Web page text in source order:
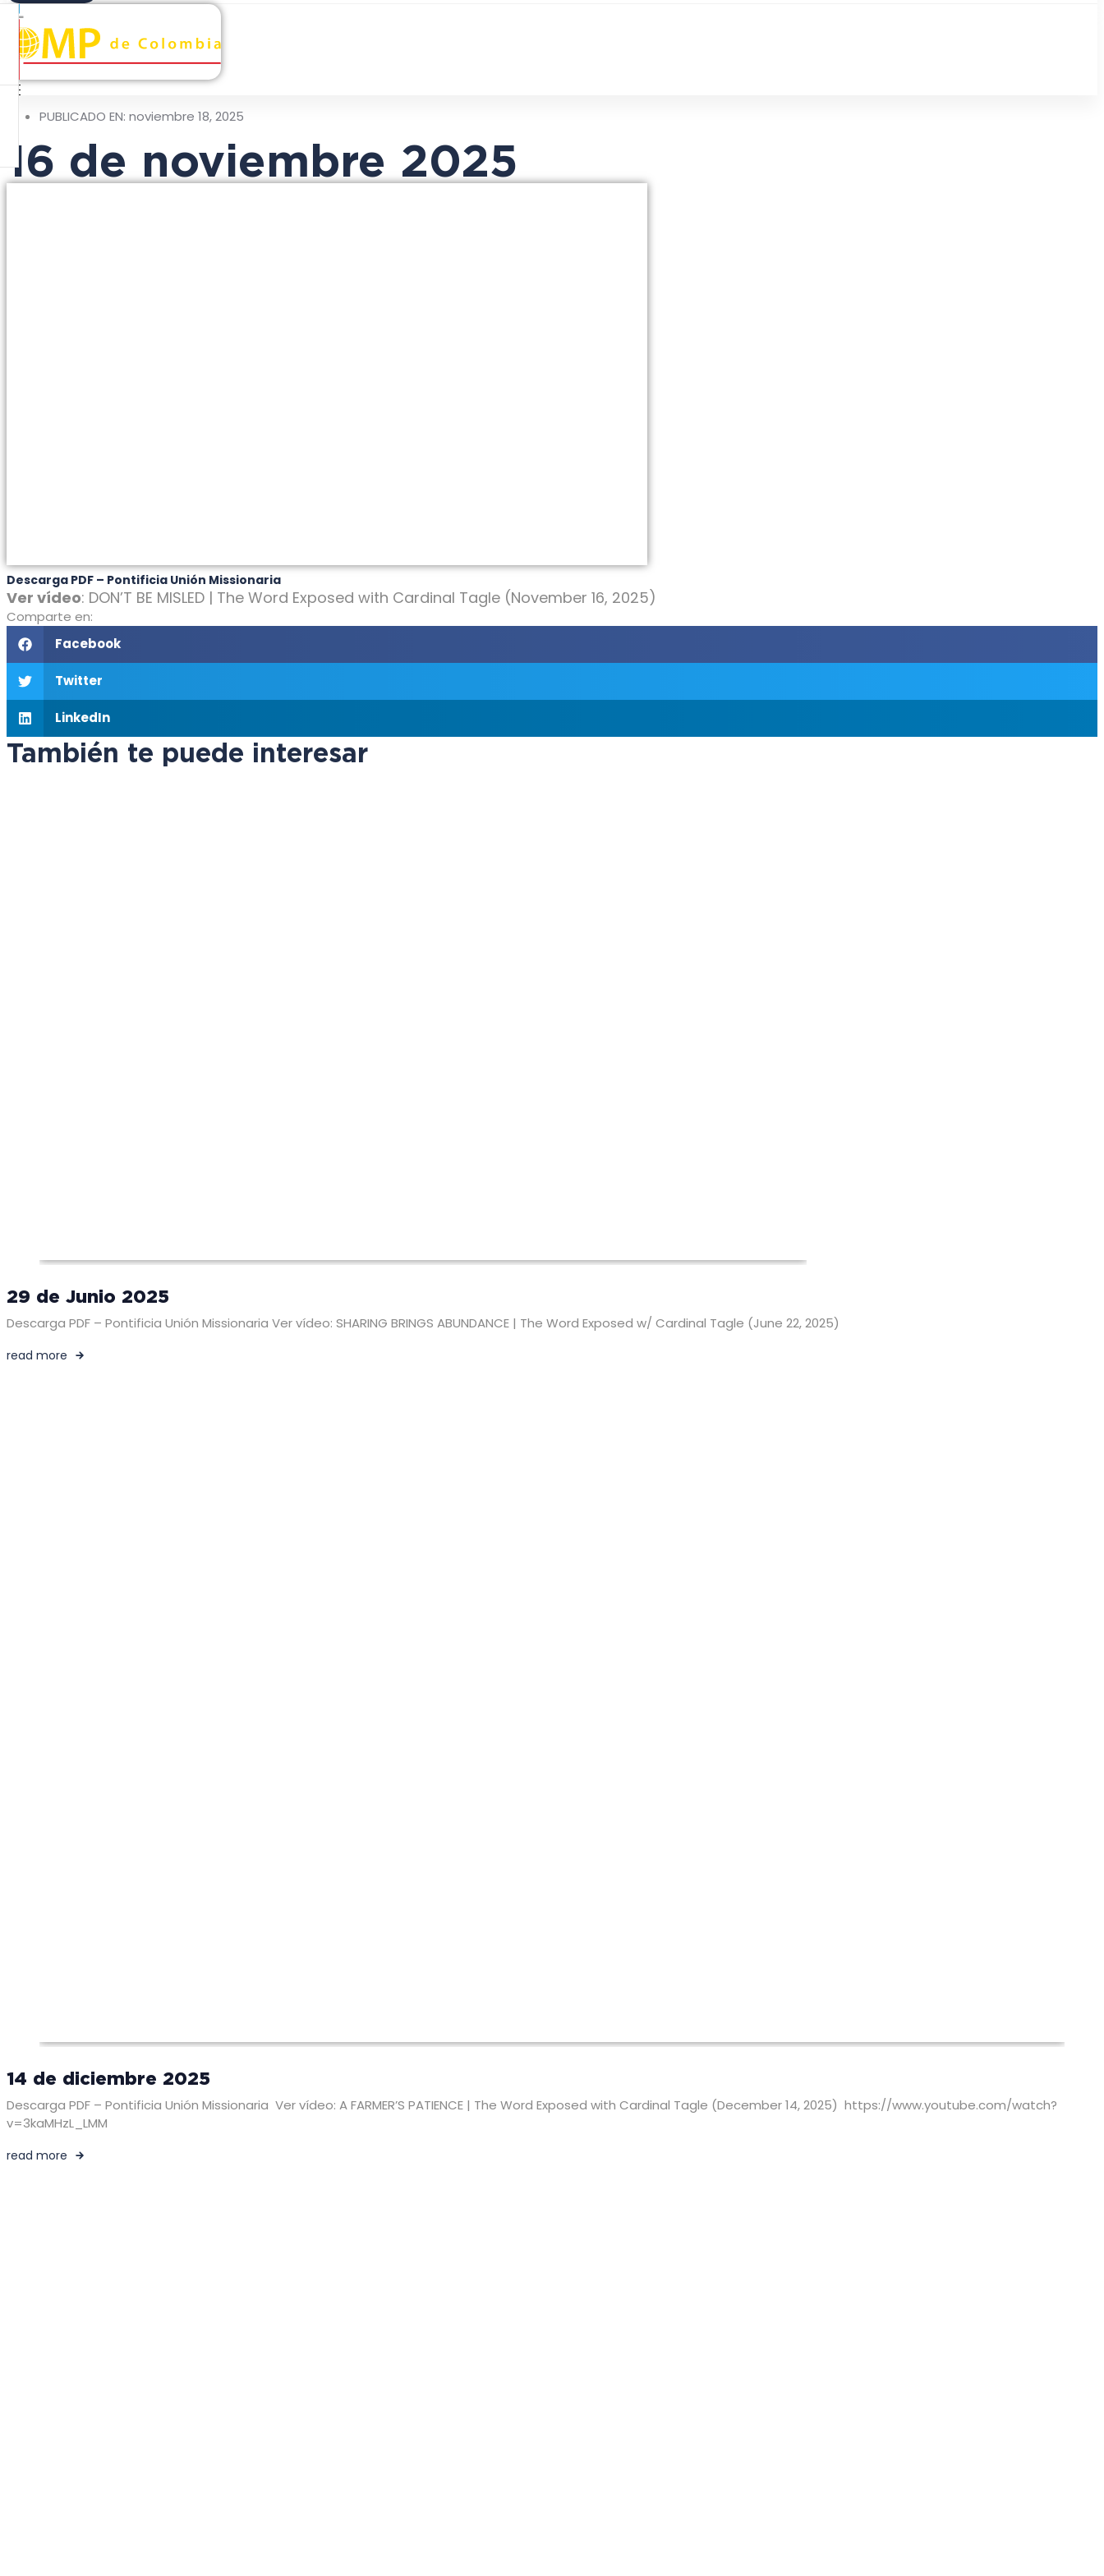
PUBLICADO EN: noviembre 18, 2025
16 de noviembre 2025
Descarga PDF – Pontificia Unión Missionaria
Ver vídeo: DON’T BE MISLED | The Word Exposed with Cardinal Tagle (November 16, 2025)
Comparte en:
Facebook
Twitter
LinkedIn
También te puede interesar
29 de Junio 2025
Descarga PDF – Pontificia Unión Missionaria Ver vídeo: SHARING BRINGS ABUNDANCE | The Word Exposed w/ Cardinal Tagle (June 22, 2025)
read more
14 de diciembre 2025
Descarga PDF – Pontificia Unión Missionaria Ver vídeo: A FARMER’S PATIENCE | The Word Exposed with Cardinal Tagle (December 14, 2025) https://www.youtube.com/watch?
v=3kaMHzL_LMM
read more